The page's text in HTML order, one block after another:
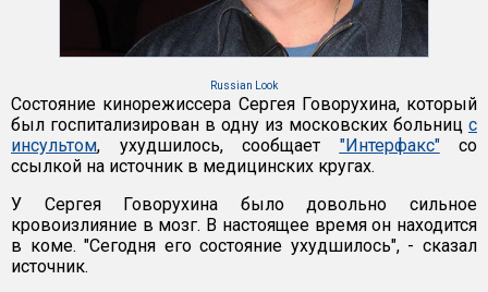
Russian Look
Состояние кинорежиссера Сергея Говорухина, который
был госпитализирован в одну из московских больниц с
инсультом, ухудшилось, сообщает "Интерфакс"со
ссылкой на источник в медицинских кругах.
У Сергея Говорухина было довольно сильное
кровоизлияние в мозг. В настоящее время он находится
в коме. "Сегодня его состояние ухудшилось", - сказал
источник.